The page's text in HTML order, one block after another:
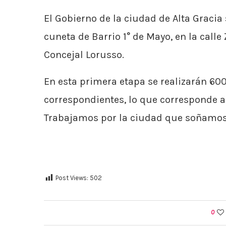
El Gobierno de la ciudad de Alta
cuneta de Barrio 1° de Mayo, en la
Concejal Lorusso.
En esta primera etapa se realizarán
correspondientes, lo que corresponde
Trabajamos por la ciudad que
Post Views: 502
0